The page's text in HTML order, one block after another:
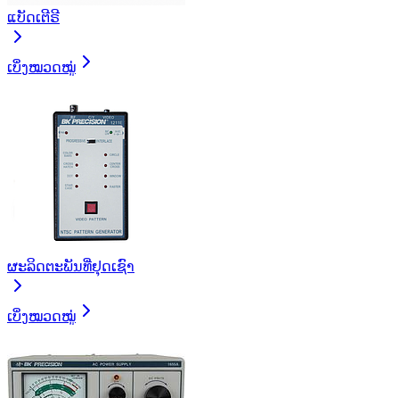
ແບັດເຕີຣີ
ເບິ່ງໝວດໝູ່
ຜະລິດຕະພັນທີ່ຢຸດເຊົາ
ເບິ່ງໝວດໝູ່